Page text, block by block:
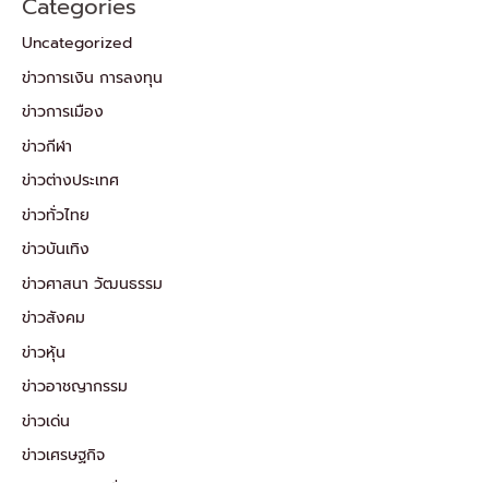
Categories
Uncategorized
ข่าวการเงิน การลงทุน
ข่าวการเมือง
ข่าวกีฬา
ข่าวต่างประเทศ
ข่าวทั่วไทย
ข่าวบันเทิง
ข่าวศาสนา วัฒนธรรม
ข่าวสังคม
ข่าวหุ้น
ข่าวอาชญากรรม
ข่าวเด่น
ข่าวเศรษฐกิจ